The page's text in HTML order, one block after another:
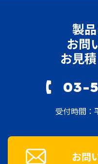
製
お問
お見
03-
受付時間：
お問